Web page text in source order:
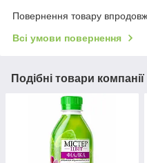
Повернення товару
Всі умови повернення
Подібні товари компанії